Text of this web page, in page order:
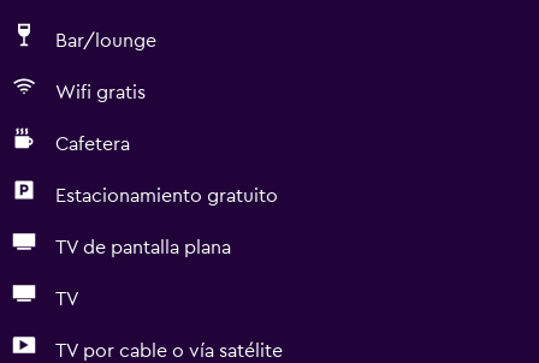
Bar/lounge
Wifi gratis
Cafetera
Estacionamiento gratuito
TV de pantalla plana
TV
TV por cable o vía satélite